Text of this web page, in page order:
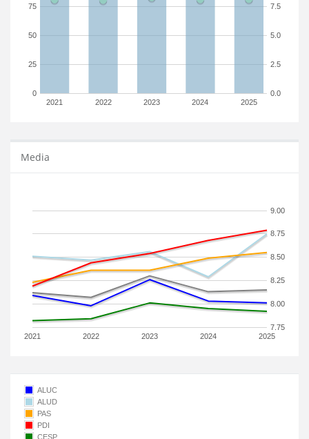
2021 2022 2023 2024 2025
0
25
50
75
0.0
2.5
5.0
7.5
Media
2021 2022 2023 2024 2025
7.75
8.00
8.25
8.50
8.75
9.00
ALUC
ALUD
PAS
PDI
CESP